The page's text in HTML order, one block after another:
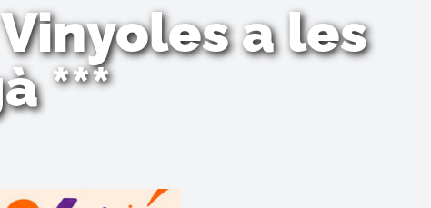
a les
***